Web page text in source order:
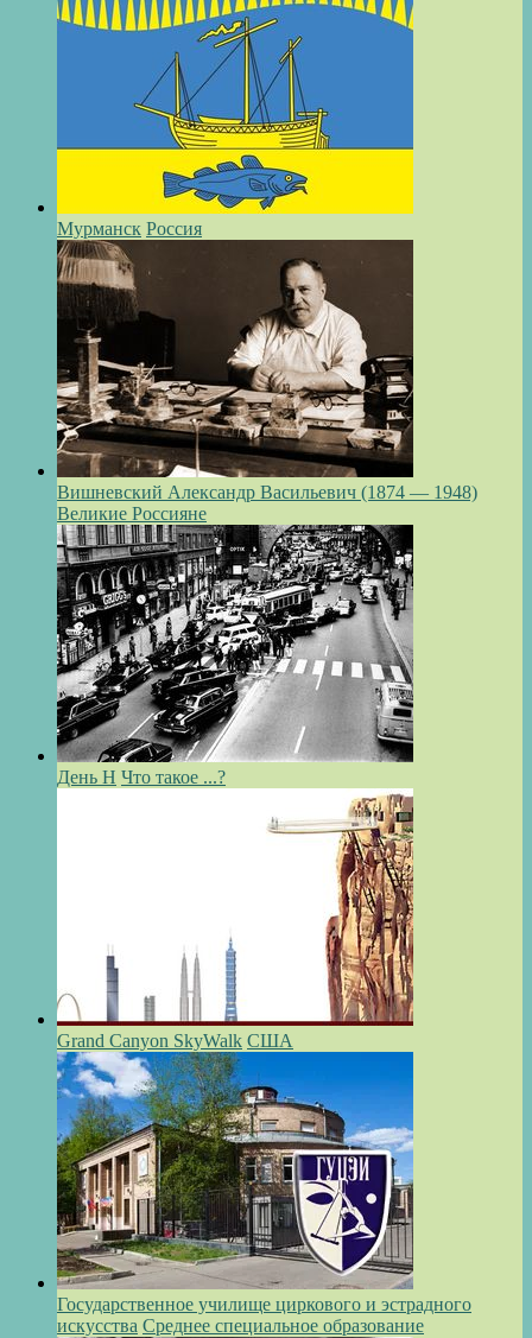
Мурманск Россия
Вишневский Александр Васильевич (1874 — 1948)
Великие Россияне
День Н Что такое ...?
Grand Canyon SkyWalk США
Государственное училище циркового и эстрадного
искусства Среднее специальное образование